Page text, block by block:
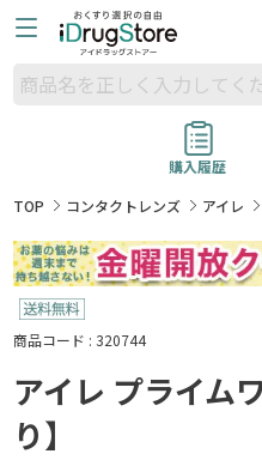
購入履歴
TOP
コンタクトレンズ アイレ
商品コード : 320744
アイレ プライム
り】